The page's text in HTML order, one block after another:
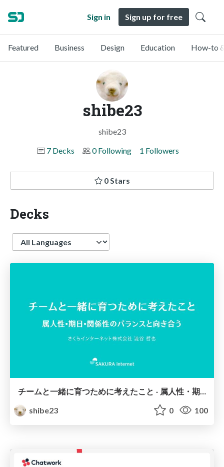
Sign in Sign up for free
Featured Business Design Education How-to
shibe23
shibe23
7 Decks
0 Following 1 Followers
0 Stars
Decks
Language
shibe23
0 100